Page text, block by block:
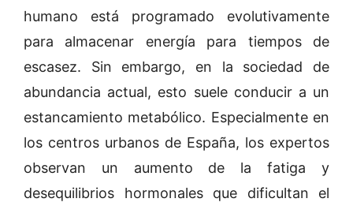
humano está programado evolutivamente
para almacenar energía para tiempos de
escasez. Sin embargo, en la sociedad de
abundancia actual, esto suele conducir a un
estancamiento metabólico. Especialmente en
los centros urbanos de España, los expertos
observan un aumento de la fatiga y
desequilibrios hormonales que dificultan el